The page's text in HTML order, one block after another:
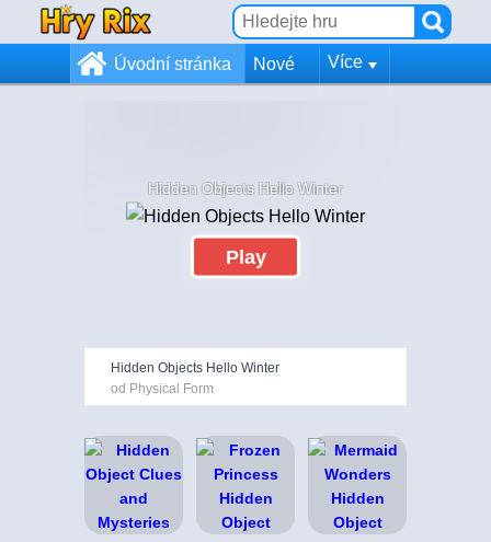
Úvodní stránka Nové Více
Hidden Objects Hello Winter
Play
Hidden Objects Hello Winter
od Physical Form